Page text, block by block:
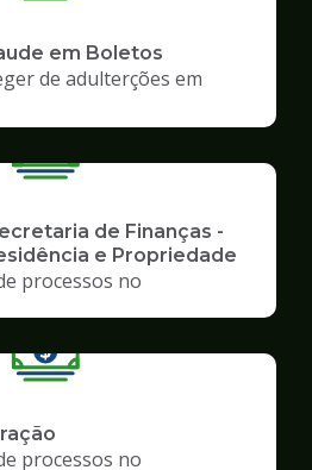
em Boletos
de adulterções em
de Finanças -
e Propriedade
processos no
processos no